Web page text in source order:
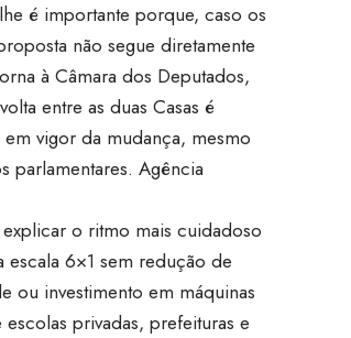
é importante porque, caso os
não segue diretamente
à Câmara dos Deputados,
entre as duas Casas é
vigor da mudança, mesmo
parlamentares. Agência
o ritmo mais cuidadoso
6×1 sem redução de
ou investimento em máquinas
privadas, prefeituras e